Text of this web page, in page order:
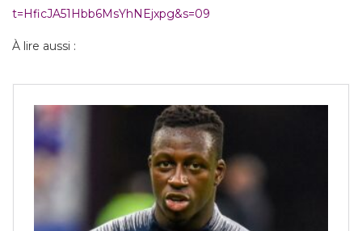
t=HficJA51Hbb6MsYhNEjxpg&s=09
À lire aussi :